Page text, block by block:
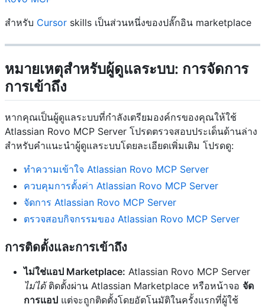
สำหรับ Cursor skills เป็นส่วนหนึ่งของปลั๊กอิน marketplace
หมายเหตุสำหรับผู้ดูแลระบบ: การจัดการ
การเข้าถึง
หากคุณเป็นผู้ดูแลระบบที่กำลังเตรียมองค์กรของคุณให้ใช้
Atlassian Rovo MCP Server โปรดตรวจสอบประเด็นด้านล่าง
สำหรับคำแนะนำผู้ดูแลระบบโดยละเอียดเพิ่มเติม โปรดดู:
ทำความเข้าใจ Atlassian Rovo MCP Server
ควบคุมการตั้งค่า Atlassian Rovo MCP Server
จัดการ Atlassian Rovo MCP Server
ตรวจสอบกิจกรรมของ Atlassian Rovo MCP Server
การติดตั้งและการเข้าถึง
ไม่ใช่แอป Marketplace: Atlassian Rovo MCP Server
ไม่ได้ติดตั้งผ่าน Atlassian Marketplace หรือหน้าจอ จัด
การแอป แต่จะถูกติดตั้งโดยอัตโนมัติในครั้งแรกที่ผู้ใช้